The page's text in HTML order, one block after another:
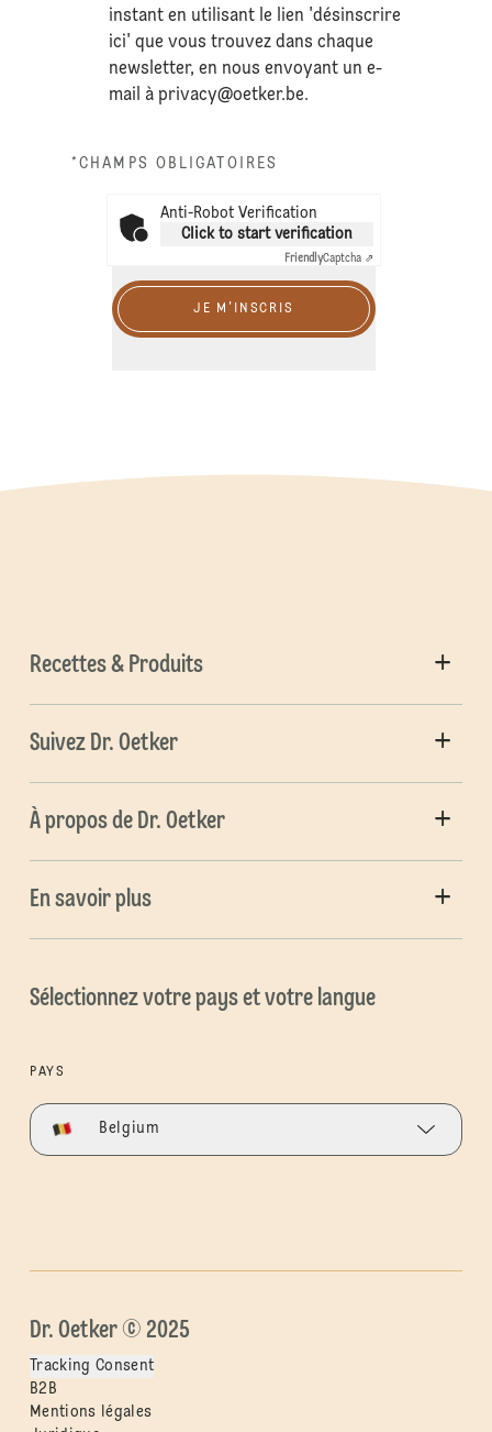
instant en utilisant le lien 'désinscrire
ici' que vous trouvez dans chaque
newsletter, en nous envoyant un e-
mail àprivacy@oetker.be.
*CHAMPS OBLIGATOIRES
Anti-Robot Verification
Click to start verification
FriendlyCaptcha ⇗
JE M'INSCRIS
Recettes & Produits
Suivez Dr. Oetker
À propos de Dr. Oetker
En savoir plus
Sélectionnez votre pays et votre langue
PAYS
Belgium
Dr. Oetker © 2025
Tracking Consent
B2B
Mentions légales